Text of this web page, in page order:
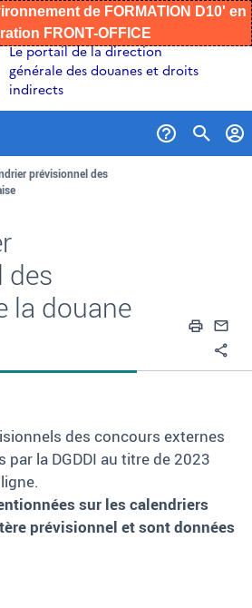
de FORMATION D10' en
FRONT-OFFICE
Le portail de la direction
générale des douanes et droits
indirects
prévisionnel des
des
la douane
des concours externes
la DGDDI au titre de 2023
sur les calendriers
prévisionnel et sont données